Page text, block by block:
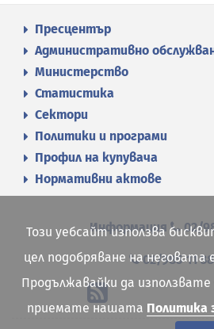
Пресцентър
Административно
Министерство
Статистика
Сектори
Политики и програми
Профил на купувача
Нормативни актове
Информация 02/
02/985 11
Този уебсайт използва
цел подобряване на
Продължавайки да
приемате нашата Политика